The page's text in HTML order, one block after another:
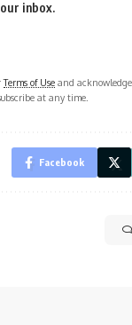
inbox.
Terms of Use and
at any time.
Facebook